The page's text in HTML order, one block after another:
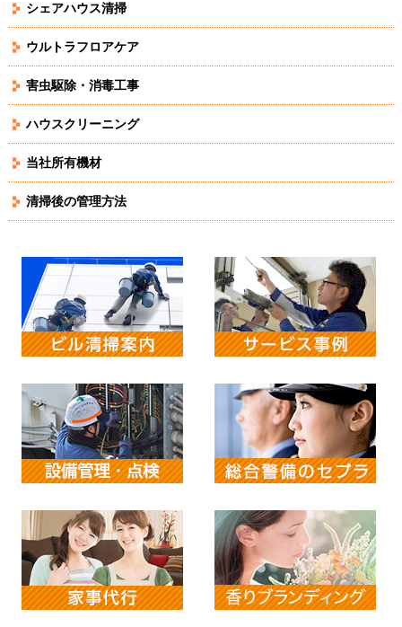
シェアハウス清掃
ウルトラフロアケア
害虫駆除・消毒工事
ハウスクリーニング
当社所有機材
清掃後の管理方法